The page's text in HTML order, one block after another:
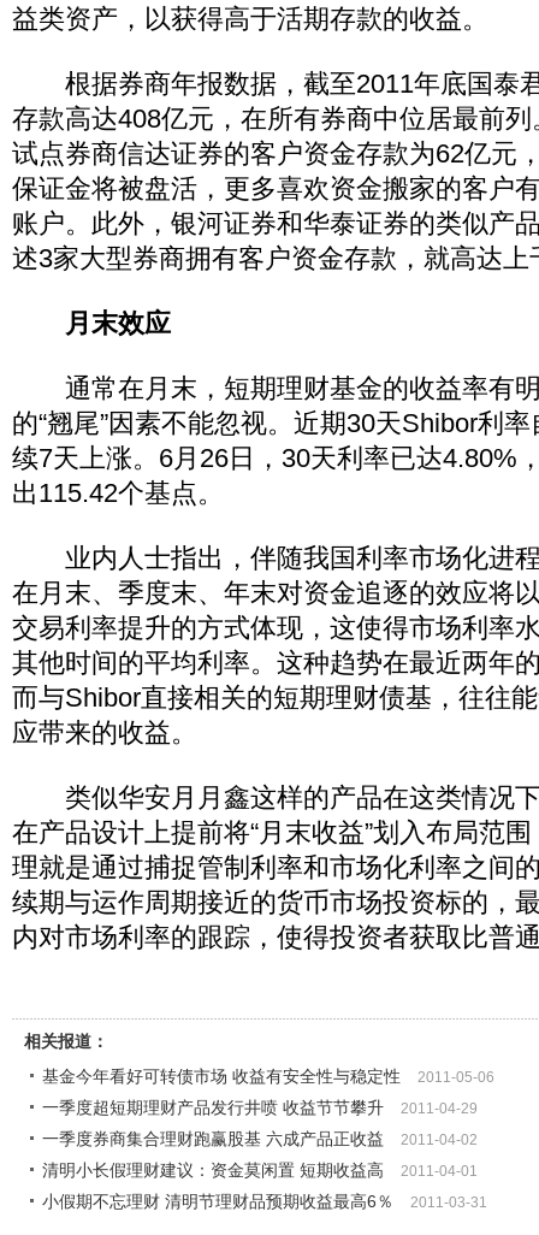
益类资产，以获得高于活期存款的收益。
根据券商年报数据，截至2011年底国泰
存款高达408亿元，在所有券商中位居最前
试点券商信达证券的客户资金存款为62亿元
保证金将被盘活，更多喜欢资金搬家的客户
账户。此外，银河证券和华泰证券的类似产
述3家大型券商拥有客户资金存款，就高达上
月末效应
通常在月末，短期理财基金的收益率有
的“翘尾”因素不能忽视。近期30天Shibor利
续7天上涨。6月26日，30天利率已达4.80%
出115.42个基点。
业内人士指出，伴随我国利率市场化进
在月末、季度末、年末对资金追逐的效应将
交易利率提升的方式体现，这使得市场利率
其他时间的平均利率。这种趋势在最近两年
而与Shibor直接相关的短期理财债基，往往
应带来的收益。
类似华安月月鑫这样的产品在这类情况
在产品设计上提前将“月末收益”划入布局范
理就是通过捕捉管制利率和市场化利率之间
续期与运作周期接近的货币市场投资标的，
内对市场利率的跟踪，使得投资者获取比普
相关报道：
基金今年看好可转债市场 收益有安全性与稳定性
2011-05-06
一季度超短期理财产品发行井喷 收益节节攀升 2011-04-29
一季度券商集合理财跑赢股基 六成产品正收益 2011-04-02
清明小长假理财建议：资金莫闲置 短期收益高 2011-04-01
小假期不忘理财 清明节理财品预期收益最高6％ 2011-03-31